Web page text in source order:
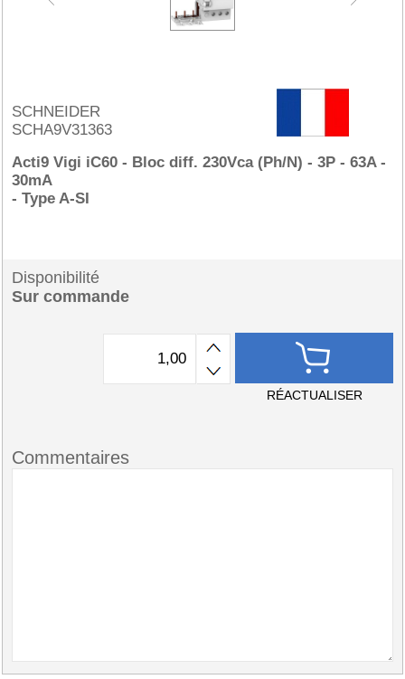
SCHNEIDER
SCHA9V31363
Acti9 Vigi iC60 - Bloc diff. 230Vca (Ph/N) - 3P - 63A -
30mA
- Type A-SI
Disponibilité
Sur commande
RÉACTUALISER
Commentaires